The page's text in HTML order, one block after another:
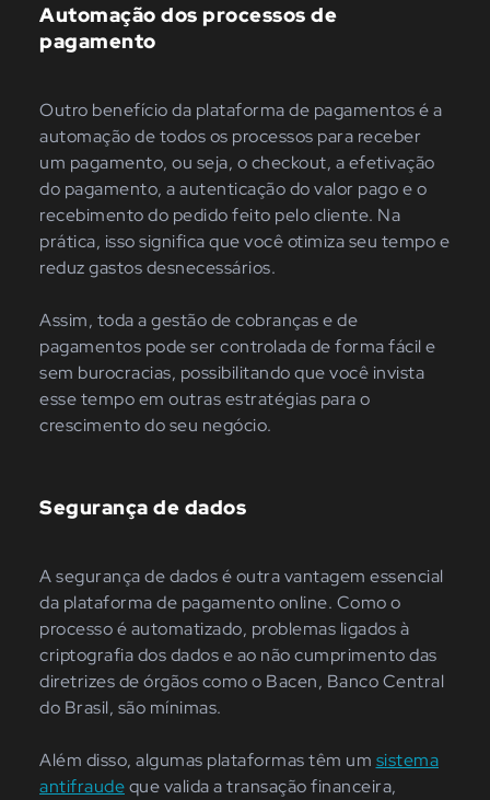
Automação dos processos de
pagamento
Outro benefício da plataforma de pagamentos é a
automação de todos os processos para receber
um pagamento, ou seja, o checkout, a efetivação
do pagamento, a autenticação do valor pago e o
recebimento do pedido feito pelo cliente. Na
prática, isso significa que você otimiza seu tempo e
reduz gastos desnecessários.
Assim, toda a gestão de cobranças e de
pagamentos pode ser controlada de forma fácil e
sem burocracias, possibilitando que você invista
esse tempo em outras estratégias para o
crescimento do seu negócio.
Segurança de dados
A segurança de dados é outra vantagem essencial
da plataforma de pagamento online. Como o
processo é automatizado, problemas ligados à
criptografia dos dados e ao não cumprimento das
diretrizes de órgãos como o Bacen, Banco Central
do Brasil, são mínimas.
Além disso, algumas plataformas têm um sistema
antifraudeque valida a transação financeira,